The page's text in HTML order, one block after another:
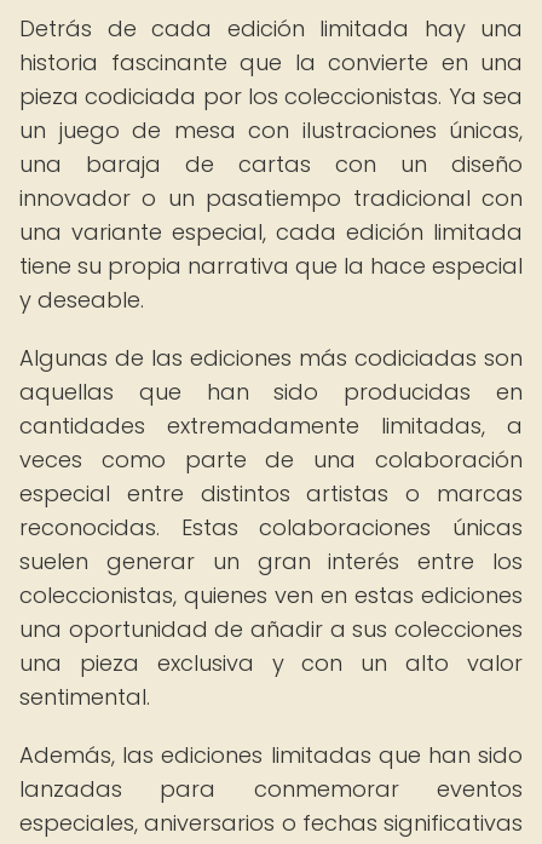
Detrás de cada edición limitada hay una
historia fascinante que la convierte en una
pieza codiciada por los coleccionistas. Ya sea
un juego de mesa con ilustraciones únicas,
una baraja de cartas con un diseño
innovador o un pasatiempo tradicional con
una variante especial, cada edición limitada
tiene su propia narrativa que la hace especial
y deseable.
Algunas de las ediciones más codiciadas son
aquellas que han sido producidas en
cantidades extremadamente limitadas, a
veces como parte de una colaboración
especial entre distintos artistas o marcas
reconocidas. Estas colaboraciones únicas
suelen generar un gran interés entre los
coleccionistas, quienes ven en estas ediciones
una oportunidad de añadir a sus colecciones
una pieza exclusiva y con un alto valor
sentimental.
Además, las ediciones limitadas que han sido
lanzadas para conmemorar eventos
especiales, aniversarios o fechas significativas